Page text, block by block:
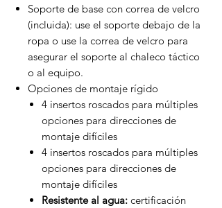
Soporte de base con correa de velcro
(incluida): use el soporte debajo de la
ropa o use la correa de velcro para
asegurar el soporte al chaleco táctico
o al equipo.
Opciones de montaje rígido
4 insertos roscados para múltiples
opciones para direcciones de
montaje difíciles
4 insertos roscados para múltiples
opciones para direcciones de
montaje difíciles
Resistente al agua: certificación